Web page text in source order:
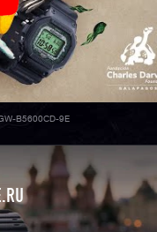
B5600CD-9E